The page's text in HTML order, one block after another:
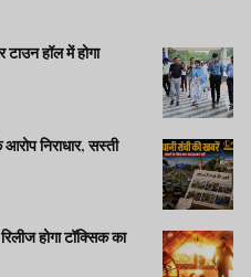
हॉल में होगा
निराधार, सस्ती
होगा टॉक्सिक का